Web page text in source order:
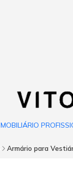
MOBILIÁRIO
Armário para